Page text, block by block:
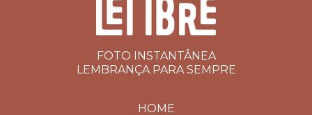
FOTO INSTANTÂNEA
LEMBRANÇA PARA SEMPRE
HOME